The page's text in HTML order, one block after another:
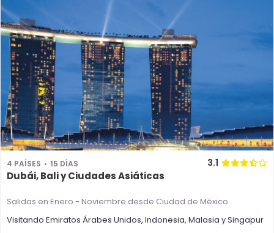
4 PAÍSES 15 DÍAS 3.1
Dubái, Bali y Ciudades Asiáticas
Salidas en Enero - Noviembre desde Ciudad de México
Visitando Emiratos Árabes Unidos, Indonesia, Malasia ySingapur